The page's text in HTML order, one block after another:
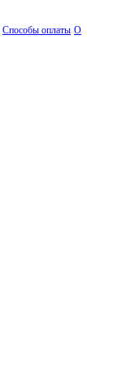
Способы оплаты О